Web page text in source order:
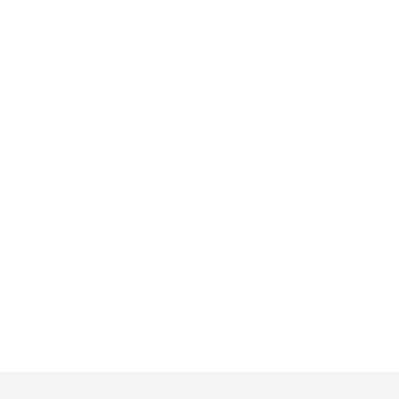
da oxigenação, o que diminui a validade desse tipo
São rações com componentes especiais e as mais